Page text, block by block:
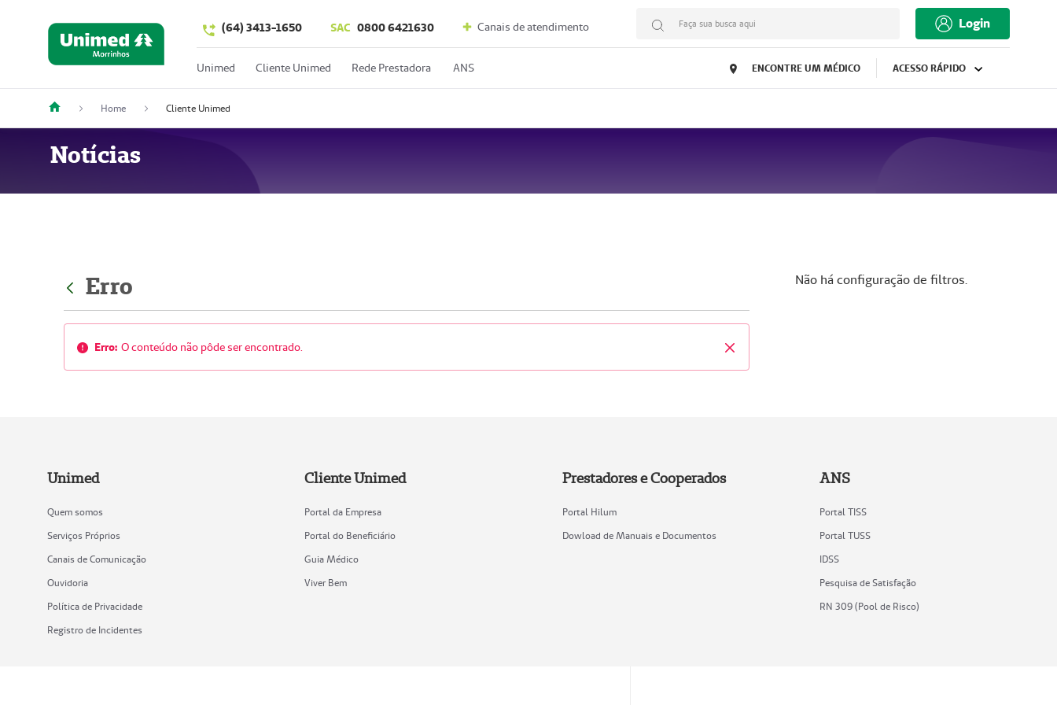
(64) 3413-1650 SAC 0800 6421630 Canais de atendimento Faça sua busca aqui Login
Unimed Cliente Unimed Rede Prestadora ANS ENCONTRE UM MÉDICO ACESSO RÁPIDO
Home Cliente Unimed
Notícias
Erro
Fechar
Erro: O conteúdo não pôde ser encontrado.
Não há configuração de filtros.
Unimed
Quem somos
Serviços Próprios
Canais de Comunicação
Ouvidoria
Política de Privacidade
Registro de Incidentes
Cliente Unimed
Portal da Empresa
Portal do Beneficiário
Guia Médico
Viver Bem
Prestadores e Cooperados
Portal Hilum
Dowload de Manuais e Documentos
ANS
Portal TISS
Portal TUSS
IDSS
Pesquisa de Satisfação
RN 309 (Pool de Risco)